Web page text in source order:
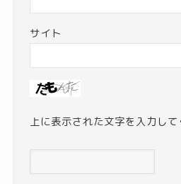
サイト
上に表示された文字を入力して